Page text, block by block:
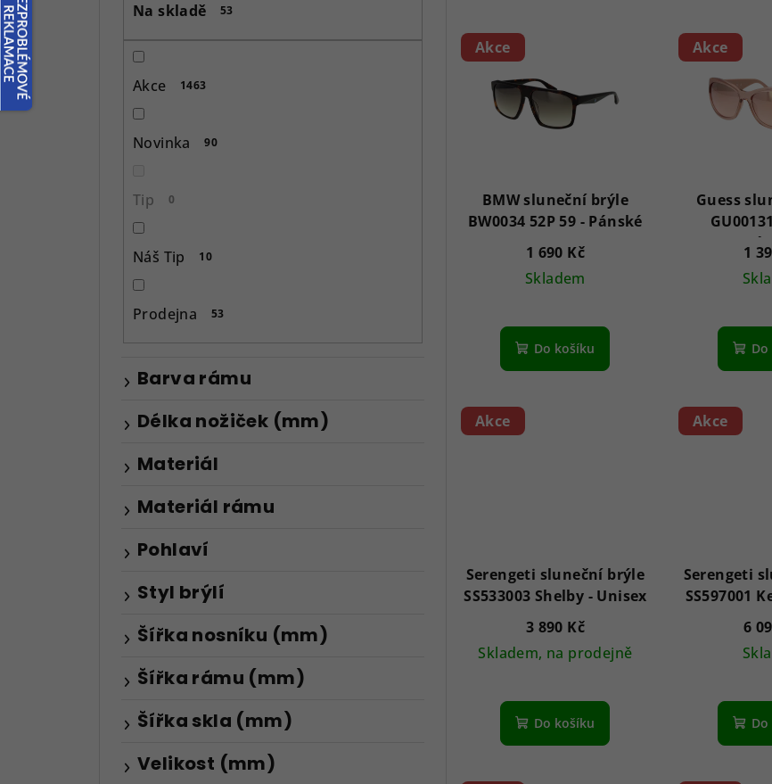
Na skladě 53
Akce 1463
Novinka 90
Tip 0
Náš Tip 10
Prodejna 53
Barva rámu
Délka nožiček (mm)
Materiál
Materiál rámu
Pohlaví
Styl brýlí
Šířka nosníku (mm)
Šířka rámu (mm)
Šířka skla (mm)
Velikost (mm)
e
o
V
ý
r
t
ů
Akce
BMW sluneční brýle
BW0034 52P 59 - Pánské
1 690 Kč
Skladem
Do košíku
Akce
Guess
1
Akce
Serengeti sluneční brýle
SS533003 Shelby - Unisex
3 890 Kč
Skladem, na prodejně
Do košíku
Akce
Serengeti
6